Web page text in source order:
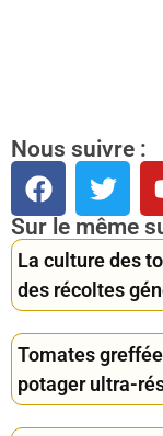
Nous suivre :
Sur le même
La culture des
des récoltes
Tomates
potager ultra-